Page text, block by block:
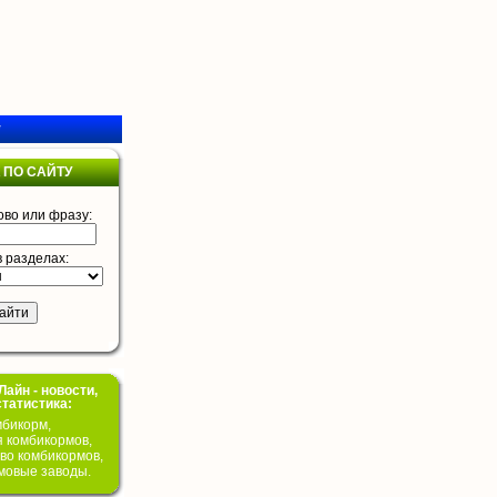
САЙТУ
или фразу:
разделах:
- новости,
комбикормов,
комбикормов,
заводы.